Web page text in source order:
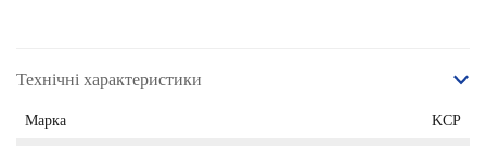
Технічні характеристики
Марка KCP